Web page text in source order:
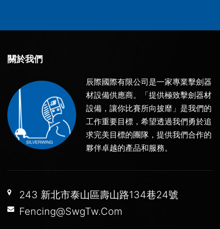
關於我們
辰際國際有限公司是一家專業擊劍器
材設備供應商。「提供極致擊劍器材
設備，讓你比賽所向披靡」是我們的
工作重要目標，希望透過我們勇於追
求完美目標的團隊，提供我們合作的
夥伴卓越的產品和服務。
243 新北市泰山區壽山路134巷24號
Fencing@SwgTw.Com